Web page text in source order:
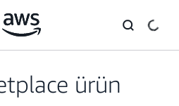
ürün